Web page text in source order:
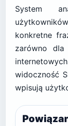
System
konkretne
zarówno
widoczność
wpisują